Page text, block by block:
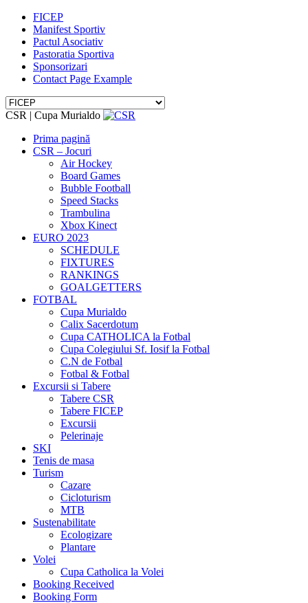
FICEP
Manifest Sportiv
Pactul Asociativ
Pastoratia Sportiva
Sponsorizari
Contact Page Example
CSR | Cupa Murialdo
Prima pagină
CSR – Jocuri
Air Hockey
Board Games
Bubble Football
Speed Stacks
Trambulina
Xbox Kinect
EURO 2023
SCHEDULE
FIXTURES
RANKINGS
GOALGETTERS
FOTBAL
Cupa Murialdo
Calix Sacerdotum
Cupa CATHOLICA la Fotbal
Cupa Colegiului Sf. Iosif la Fotbal
C.N de Fotbal
Fotbal & Fotbal
Excursii si Tabere
Tabere CSR
Tabere FICEP
Excursii
Pelerinaje
SKI
Tenis de masa
Turism
Cazare
Cicloturism
MTB
Sustenabilitate
Ecologizare
Plantare
Volei
Cupa Catholica la Volei
Booking Received
Booking Form